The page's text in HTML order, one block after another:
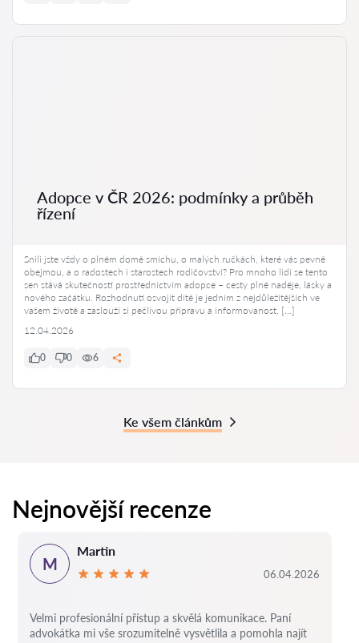
Adopce v ČR 2026: podmínky a průběh
řízení
Snili jste vždy o plném domě smíchu, o malých ručkách, které vás pevně
obejmou, a o radostech i starostech rodičovství? Pro mnoho lidí se tento
sen stává skutečností prostřednictvím adopce – cesty plné naděje, lásky a
nového začátku. Rozhodnutí osvojit dítě je jedním z nejdůležitějších ve
vašem životě a zaslouží si pečlivou přípravu a informovanost. […]
12.04.2026
0 0 6
Ke všem článkům
Nejnovější recenze
M
Martin
06.04.2026
Velmi profesionální přístup a skvělá komunikace. Paní
advokátka mi vše srozumitelně vysvětlila a pomohla najít